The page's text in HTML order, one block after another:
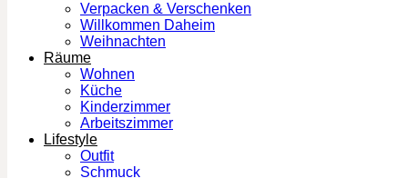
Verpacken & Verschenken
Willkommen Daheim
Weihnachten
Räume
Wohnen
Küche
Kinderzimmer
Arbeitszimmer
Lifestyle
Outfit
Schmuck